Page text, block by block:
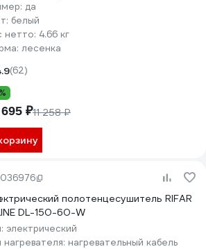
да
белый
нетто: 4.66 кг
лесенка
(62)
₽11 258 ₽
полотенцесушитель RIFAR
DL-150-60-W
электрический
нагревателя: нагревательный кабель